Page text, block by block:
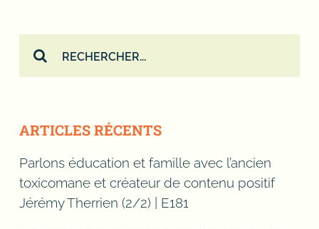
ARTICLES RÉCENTS
Parlons éducation et famille avec l’ancien
toxicomane et créateur de contenu positif
Jérémy Therrien (2/2) | E181